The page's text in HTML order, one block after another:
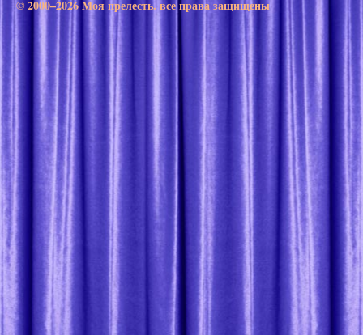
© 2000–2026 Моя прелесть. все права защищены